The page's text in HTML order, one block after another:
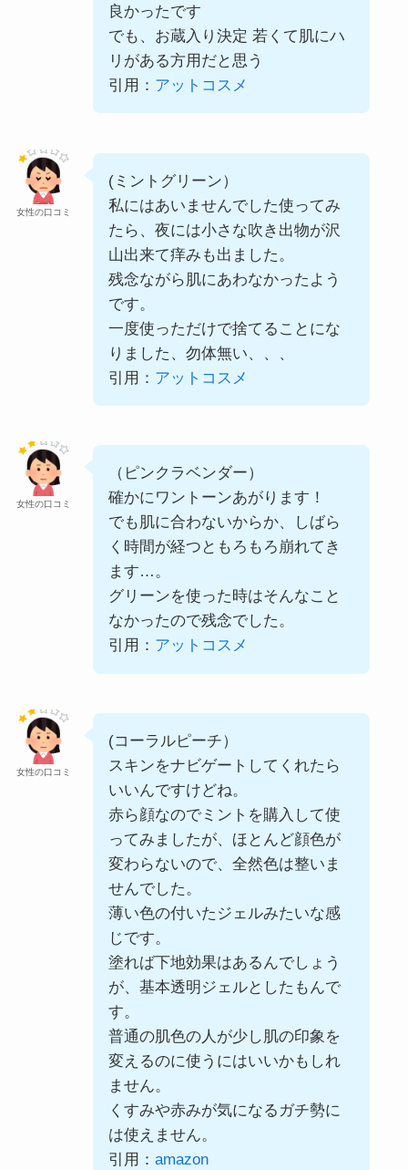
良かったです
でも、お蔵入り決定 若くて肌にハ
リがある方用だと思う
引用： アットコスメ
女性の口コミ
(ミントグリーン）
私にはあいませんでした使ってみ
たら、夜には小さな吹き出物が沢
山出来て痒みも出ました。
残念ながら肌にあわなかったよう
です。
一度使っただけで捨てることにな
りました、勿体無い、、、
引用： アットコスメ
女性の口コミ
（ピンクラベンダー）
確かにワントーンあがります！
でも肌に合わないからか、しばら
く時間が経つともろもろ崩れてき
ます…。
グリーンを使った時はそんなこと
なかったので残念でした。
引用： アットコスメ
女性の口コミ
(コーラルピーチ）
スキンをナビゲートしてくれたら
いいんですけどね。
赤ら顔なのでミントを購入して使
ってみましたが、ほとんど顔色が
変わらないので、全然色は整いま
せんでした。
薄い色の付いたジェルみたいな感
じです。
塗れば下地効果はあるんでしょう
が、基本透明ジェルとしたもんで
す。
普通の肌色の人が少し肌の印象を
変えるのに使うにはいいかもしれ
ません。
くすみや赤みが気になるガチ勢に
は使えません。
引用： amazon